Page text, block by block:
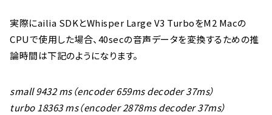
実際にailia SDKとWhisper Large V3 TurboをM2 Macの
CPUで使用した場合、40secの音声データを変換するための推
論時間は下記のようになります。
small 9432 ms（encoder 659ms decoder 37ms）
turbo 18363 ms（encoder 2878ms decoder 37ms）